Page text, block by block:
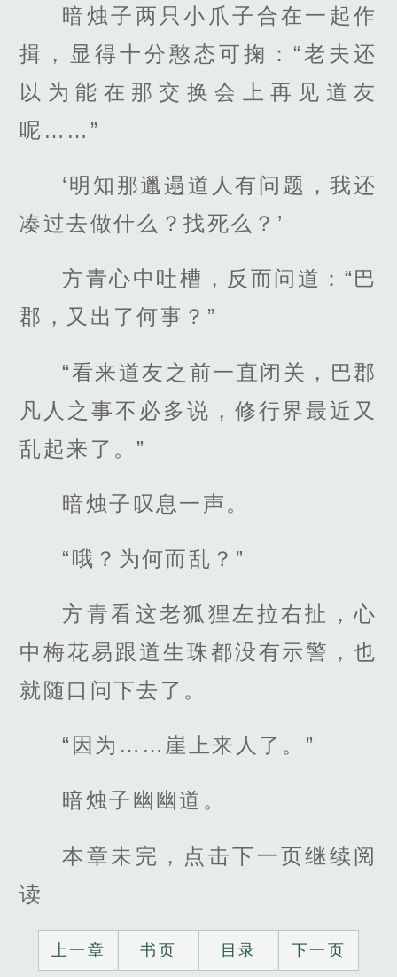
暗烛子两只小爪子合在一起作
揖，显得十分憨态可掬：“老夫还
以为能在那交换会上再见道友
呢……”
‘明知那邋遢道人有问题，我还
凑过去做什么？找死么？’
方青心中吐槽，反而问道：“巴
郡，又出了何事？”
“看来道友之前一直闭关，巴郡
凡人之事不必多说，修行界最近又
乱起来了。”
暗烛子叹息一声。
“哦？为何而乱？”
方青看这老狐狸左拉右扯，心
中梅花易跟道生珠都没有示警，也
就随口问下去了。
“因为……崖上来人了。”
暗烛子幽幽道。
本章未完，点击下一页继续阅
读
上一章 书页 目录 下一页